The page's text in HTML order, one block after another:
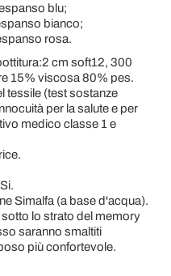
blu;
bianco;
rosa.
cm soft12, 300
15% viscosa 80% pes.
tessile (test sostanze
per la salute e per
medico classe 1 e
Si.
Simalfa (a base d'acqua).
sotto lo strato del memory
saranno smaltiti
più confortevole.